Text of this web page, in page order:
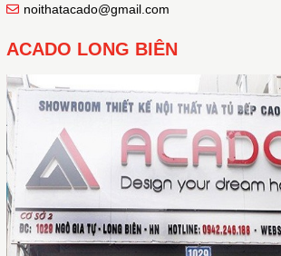
noithatacado@gmail.com
ACADO LONG BIÊN